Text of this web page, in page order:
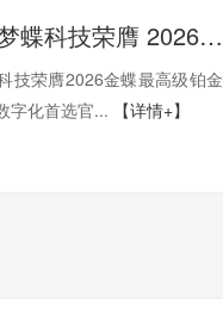
权威加冕！梦蝶科技荣膺 2026 金蝶最高级铂金代理，湖南企业数字化首选官方核心伙伴
技荣膺2026金蝶最高级铂金
字化首选官...
【详情+】